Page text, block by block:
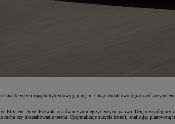
napędu hybrydowego plug-in. Chcąc dodatkowo ograniczyć
Efficient Drive. Pozwala on również zmniejszyć zużycie paliwa. Dzięki
ruchu czy ukształtowanie terenu. Optymalizuje zużycie baterii, analizując